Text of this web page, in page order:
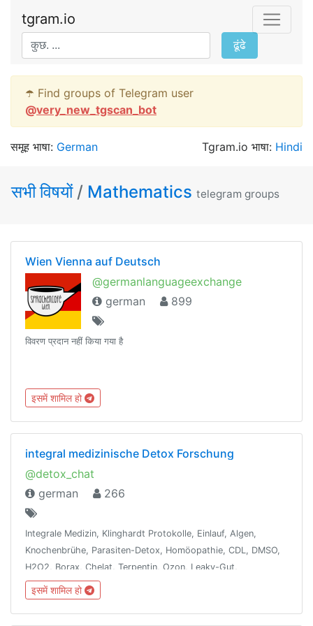
tgram.io
ढूंढे
☂️ Find groups of Telegram user
@very_new_tgscan_bot
समूह भाषा: German Tgram.io भाषा: Hindi
सभी विषयों / Mathematics telegram groups
Wien Vienna auf Deutsch
@germanlanguageexchange
german
899
विवरण प्रदान नहीं किया गया है
इसमें शामिल हो
integral medizinische Detox Forschung
@detox_chat
german
266
Integrale Medizin, Klinghardt Protokolle, Einlauf, Algen,
Knochenbrühe, Parasiten-Detox, Homöopathie, CDL, DMSO,
H2O2, Borax, Chelat, Terpentin, Ozon, Leaky-Gut,
Dunkelfeld-Blutanalyse, Ölziehen, Vit/Min, WLAN-Detox,
Besetzungen entfernen, Fasten, Energie
इसमें शामिल हो